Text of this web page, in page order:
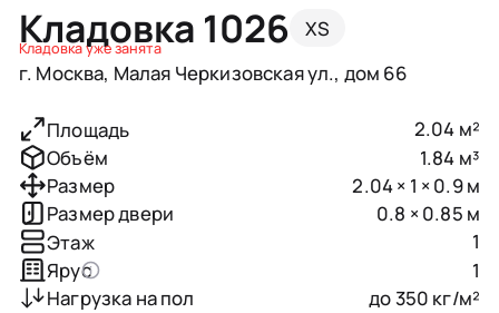
Кладовка 1026 XS
Кладовка уже занята
г. Москва, Малая Черкизовская ул., дом 66
Площадь
2.04 м²
Объём
1.84 м³
Размер
2.04 × 1 × 0.9 м
Размер двери
0.8 × 0.85 м
Этаж
1
Ярус
1
Нагрузка на пол
до 350 кг/м²